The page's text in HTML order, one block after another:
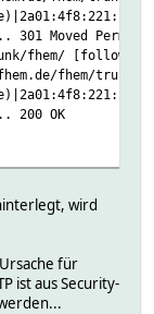
Moved
fhem/
fhem/trunk/
200 OK
wird
für
ist aus Security-